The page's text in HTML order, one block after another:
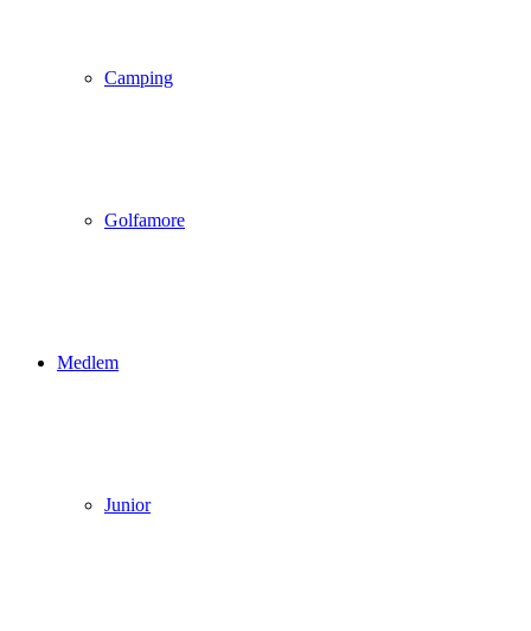
Camping
Golfamore
Medlem
Junior